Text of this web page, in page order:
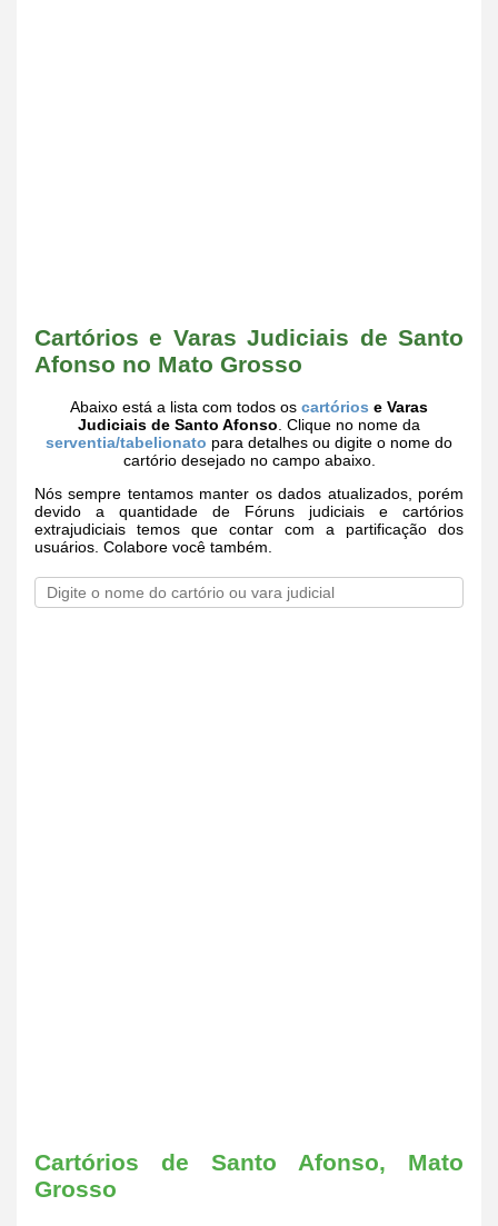
Cartórios e Varas Judiciais de Santo
Afonso no Mato Grosso
Abaixo está a lista com todos os cartórios e Varas
Judiciais de Santo Afonso . Clique no nome da
serventia/tabelionato para detalhes ou digite o nome do
cartório desejado no campo abaixo.
Nós sempre tentamos manter os dados atualizados, porém
devido a quantidade de Fóruns judiciais e cartórios
extrajudiciais temos que contar com a partificação dos
usuários. Colabore você também.
Cartórios de Santo Afonso, Mato
Grosso